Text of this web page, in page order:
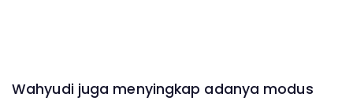
Wahyudi juga menyingkap adanya modus